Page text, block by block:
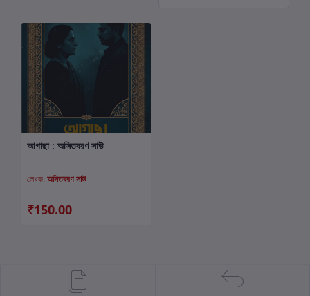
কার্টে যোগ করুন
আগাছা : অসিতবরণ সাউ
লেখক: অসিতবরণ সাউ
₹150.00